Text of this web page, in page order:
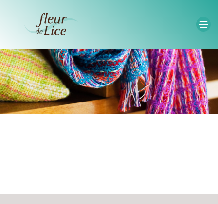
Accéder au contenu principal